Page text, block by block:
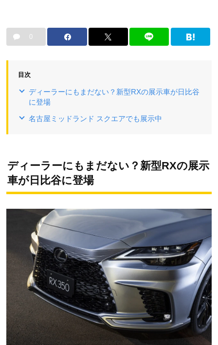
0
目次
ディーラーにもまだない？新型RXの展示車が日比谷
に登場
名古屋ミッドランド スクエアでも展示中
ディーラーにもまだない？新型RXの展示
車が日比谷に登場